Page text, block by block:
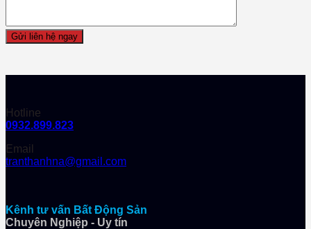
Hotline
0932.899.823
Email
tranthanhna@gmail.com
Kênh tư vấn Bất Động Sản
Chuyên Nghiệp - Uy tín